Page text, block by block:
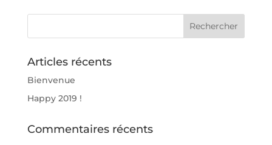
Articles récents
Bienvenue
Happy 2019 !
Commentaires récents